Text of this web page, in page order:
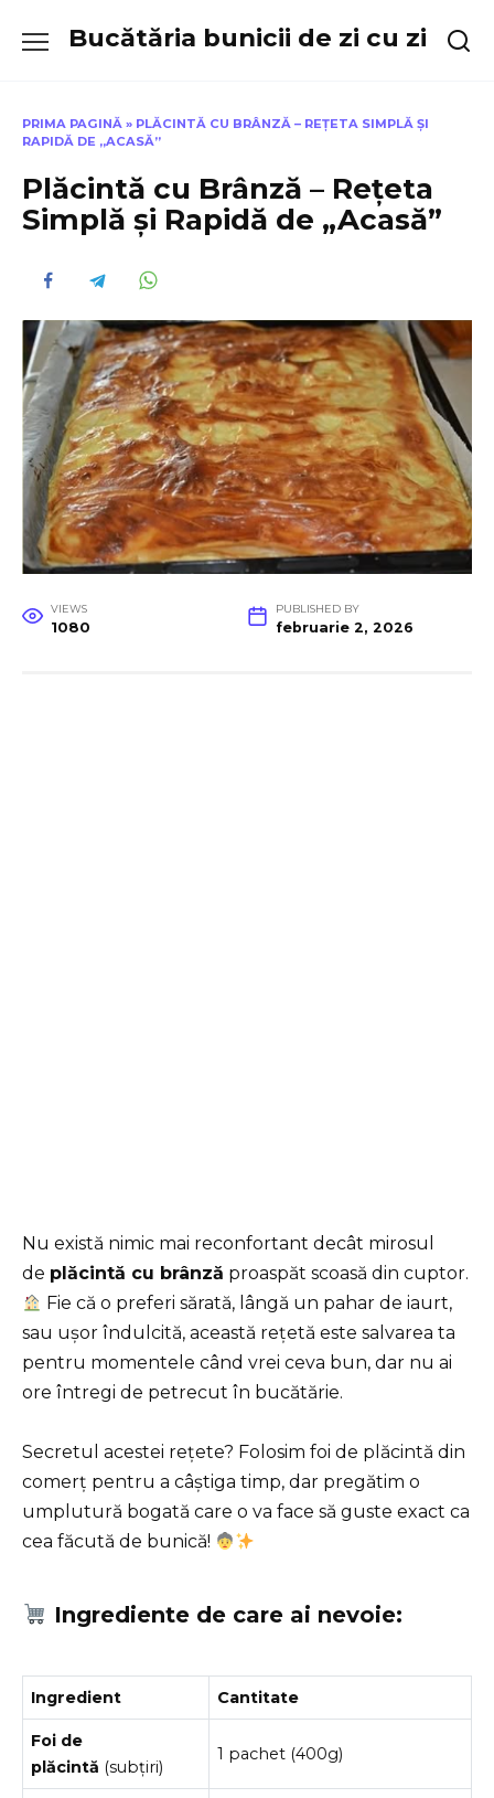
Bucătăria bunicii de zi cu zi
PRIMA PAGINĂ » PLĂCINTĂ CU BRÂNZĂ – REȚETA SIMPLĂ ȘI
RAPIDĂ DE „ACASĂ”
Plăcintă cu Brânză – Rețeta
Simplă și Rapidă de „Acasă”
VIEWS
1080
PUBLISHED BY
februarie 2, 2026
Nu există nimic mai reconfortant decât mirosul
de plăcintă cu brânză proaspăt scoasă din cuptor.
Fie că o preferi sărată, lângă un pahar de iaurt,
sau ușor îndulcită, această rețetă este salvarea ta
pentru momentele când vrei ceva bun, dar nu ai
ore întregi de petrecut în bucătărie.
Secretul acestei rețete? Folosim foi de plăcintă din
comerț pentru a câștiga timp, dar pregătim o
umplutură bogată care o va face să guste exact ca
cea făcută de bunică!
Ingrediente de care ai nevoie:
Ingredient Cantitate
Foi de
plăcintă (subțiri)
1 pachet (400g)